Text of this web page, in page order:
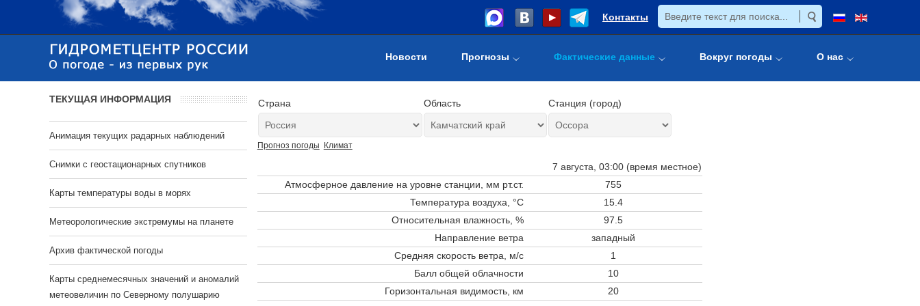
Контакты
Новости Прогнозы Фактические данные Вокруг погоды О нас
Страна Область Станция (город)
Прогноз погоды Климат
7 августа, 03:00 (время местное)
Атмосферное давление на уровне станции, мм рт.ст.
755
Температура воздуха, °C
15.4
Относительная влажность, %
97.5
Направление ветра
западный
Средняя скорость ветра, м/с
1
Балл общей облачности
10
Горизонтальная видимость, км
20
ТЕКУЩАЯ ИНФОРМАЦИЯ
Анимация текущих радарных наблюдений
Cнимки с геостационарных спутников
Карты температуры воды в морях
Метеорологические экстремумы на планете
Архив фактической погоды
Карты среднемесячных значений и аномалий
метеовеличин по Северному полушарию